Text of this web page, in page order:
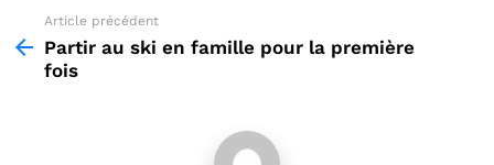
more
Article précédent
Partir au ski en famille pour la première
fois